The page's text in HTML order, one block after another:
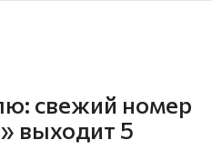
свежий номер
выходит 5